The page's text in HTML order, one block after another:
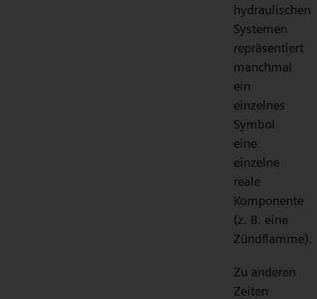
hydraulischen
Systemen
repräsentiert
manchmal
ein
einzelnes
Symbol
eine
einzelne
reale
Komponente
(z. B. eine
Zündflamme).
Zu anderen
Zeiten